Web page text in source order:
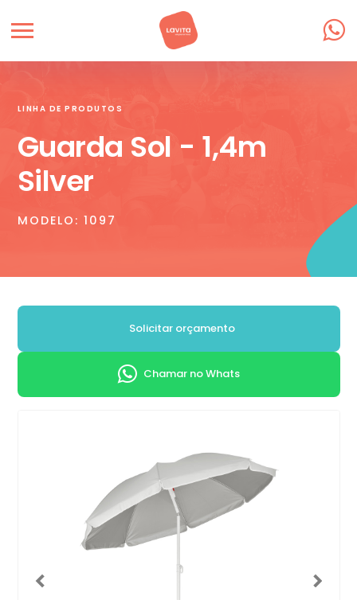
LINHA DE PRODUTOS
Guarda Sol - 1,4m
Silver
MODELO: 1097
Solicitar orçamento
Chamar no Whats